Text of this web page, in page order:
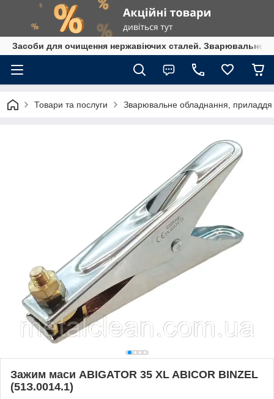
Засоби для очищення нержавіючих сталей. Зварювальне
Товари та послуги Зварювальне обладнання, приладдя
Зажим маси ABIGATOR 35 XL ABICOR BINZEL
(51З.0014.1)